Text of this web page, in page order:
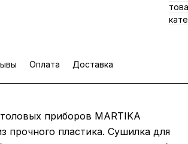
Оплата Доставка
приборов MARTIKA
прочного пластика. Сушилка для